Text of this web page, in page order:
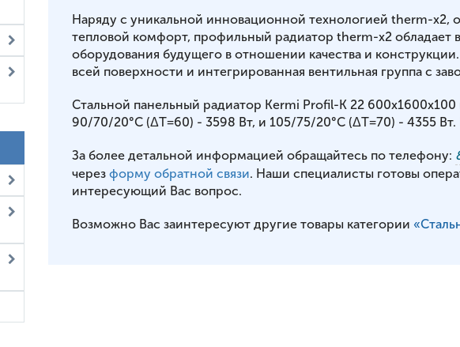
Наряду с уникальной инновационной технологией therm-x2,
тепловой комфорт, профильный радиатор therm-x2 обладает
оборудования будущего в отношении качества и
всей поверхности и интегрированная вентильная группа с
Стальной панельный радиатор Kermi Profil-K 22
90/70/20°С (ΔT=60) - 3598 Вт, и 105/75/20°С (ΔT=70) - 4355 Вт.
За более детальной информацией обращайтесь по телефону:
через форму обратной связи. Наши специалисты готовы
интересующий Вас вопрос.
Возможно Вас заинтересуют другие товары категории